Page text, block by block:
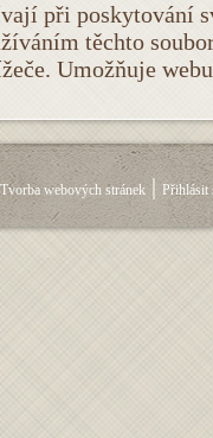
při poskytování
těchto
Umožňuje
webových stránek | Přihlásit